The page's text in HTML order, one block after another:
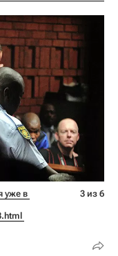
уже в
3 из 6